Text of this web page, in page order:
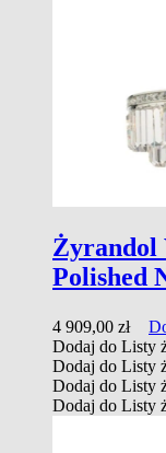
Żyrandol
Polished
4 909,00 zł
Dodaj do Listy
Dodaj do Listy
Dodaj do Listy
Dodaj do Listy